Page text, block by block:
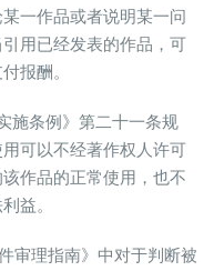
一作品或者说明某一问
用已经发表的作品，可
报酬。
施条例》第二十一条规
可以不经著作权人许可
作品的正常使用，也不
益。
审理指南》中对于判断被